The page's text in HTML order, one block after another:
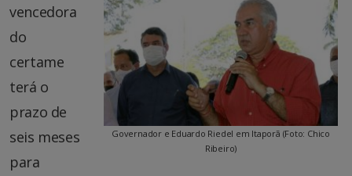
Governador e Eduardo Riedel em Itaporã (Foto: Chico
Ribeiro)
vencedora
do
certame
terá o
prazo de
seis meses
para